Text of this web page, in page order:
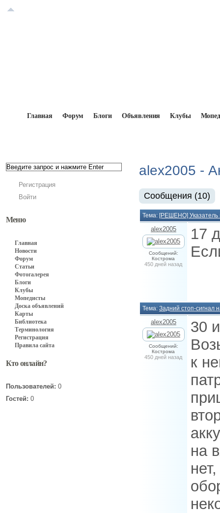
Главная Форум Блоги Объявления Клубы
Регистрация
Войти
Меню
Главная
Новости
Форум
Статьи
Фотогалерея
Блоги
Клубы
Мопедисты
Доска объявлений
Карты
Библиотека
Терминология
Регистрация
Правила сайта
Кто онлайн?
Пользователей: 0
Гостей: 0
alex2005 -
Сообщения (10)
Тема: [РЕШЕНО] Указатель
alex2005
Сообщений:
Кострома
450 дней назад
17
Тема: Задний стоп-сигнал
alex2005
Сообщений:
Кострома
450 дней назад
30
к
на